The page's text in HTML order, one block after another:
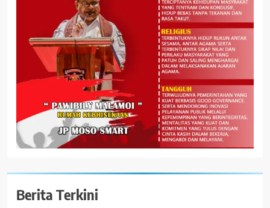
Berita Terkini